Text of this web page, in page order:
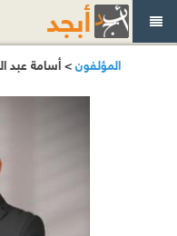
المؤلفون> أسامة عبد